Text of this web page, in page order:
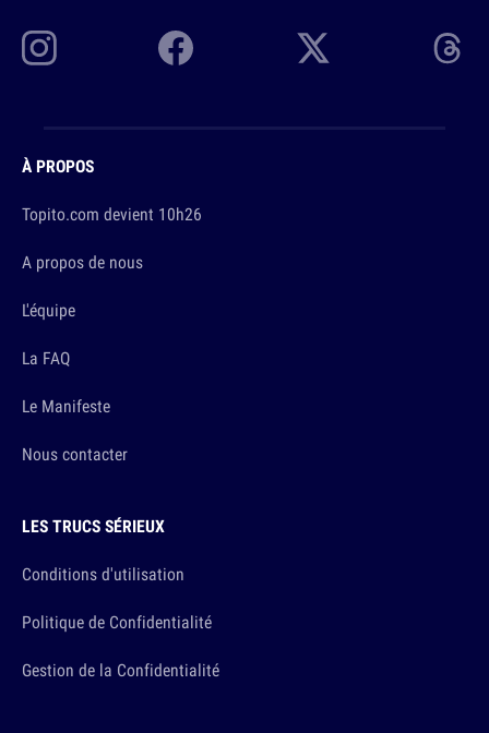
À PROPOS
Topito.com devient 10h26
A propos de nous
L'équipe
La FAQ
Le Manifeste
Nous contacter
LES TRUCS SÉRIEUX
Conditions d'utilisation
Politique de Confidentialité
Gestion de la Confidentialité